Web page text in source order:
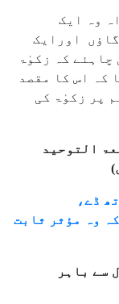
وہ ایک
اورایک
چاہئے کہ زکوٰۃ
کہ اس کا مقصد
پر زکوٰۃ کی
التوحید
ڈے،
وہ مؤثر ثابت
سے باہر